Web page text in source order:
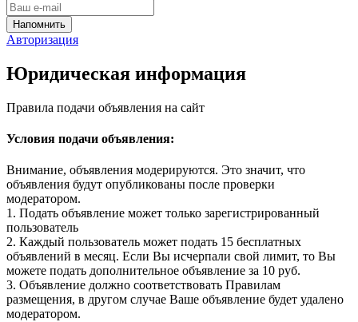
Авторизация
Юридическая информация
Правила подачи объявления на сайт
Условия подачи объявления:
Внимание, объявления модерируются. Это значит, что
объявления будут опубликованы после проверки
модератором.
1. Подать объявление может только зарегистрированный
пользователь
2. Каждый пользователь может подать 15 бесплатных
объявлений в месяц. Если Вы исчерпали свой лимит, то Вы
можете подать дополнительное объявление за 10 руб.
3. Объявление должно соответствовать Правилам
размещения, в другом случае Ваше объявление будет удалено
модератором.